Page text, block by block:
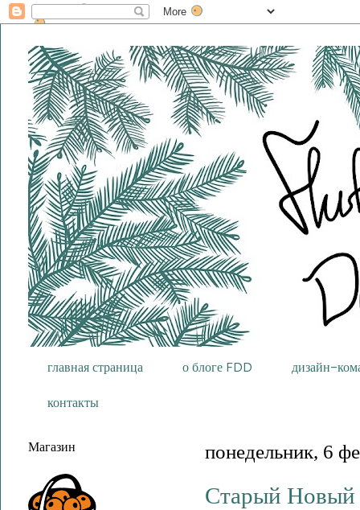
главная страница о блоге FDD
дизайн-
контакты
понедельник, 6
Старый Новый
Магазин